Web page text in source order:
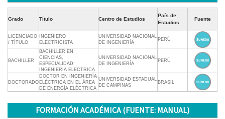
Grado Título Centro de Estudios
País de
Estudios
Fuente
LICENCIADO
/ TÍTULO
INGENIERO
ELECTRICISTA
UNIVERSIDAD NACIONAL
DE INGENIERÍA
PERÚ
BACHILLER
BACHILLER EN
CIENCIAS,
ESPECIALIDAD:
INGENIERIA ELECTRICA
UNIVERSIDAD NACIONAL
DE INGENIERÍA
PERÚ
DOCTORADO
DOCTOR EN INGENIERÍA
ELÉCTRICA EN EL ÁREA
DE ENERGÍA ELÉCTRICA
UNIVERSIDAD ESTADUAL
DE CAMPINAS
BRASIL
FORMACIÓN ACADÉMICA (FUENTE: MANUAL)